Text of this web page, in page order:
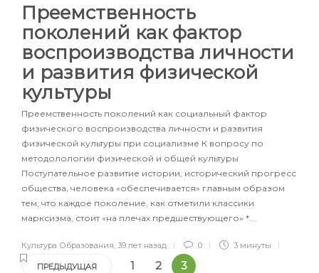
Преемственность
поколений как фактор
воспроизводства личности
и развития физической
культуры
Преемственность поколений как социальный фактор
физического воспроизводства личности и развития
физической культуры при социализме К вопросу по
методолологии физической и общей культуры
Поступательное развитие истории, исторический прогресс
общества, человека «обеспечивается» главным образом
тем, что каждое поколение, как отметили классики
марксизма, стоит «на плечах предшествующего» *….
Культура Образования 39 лет назад 0 3 минуты
ПРЕДЫДУЩАЯ 1 2 3